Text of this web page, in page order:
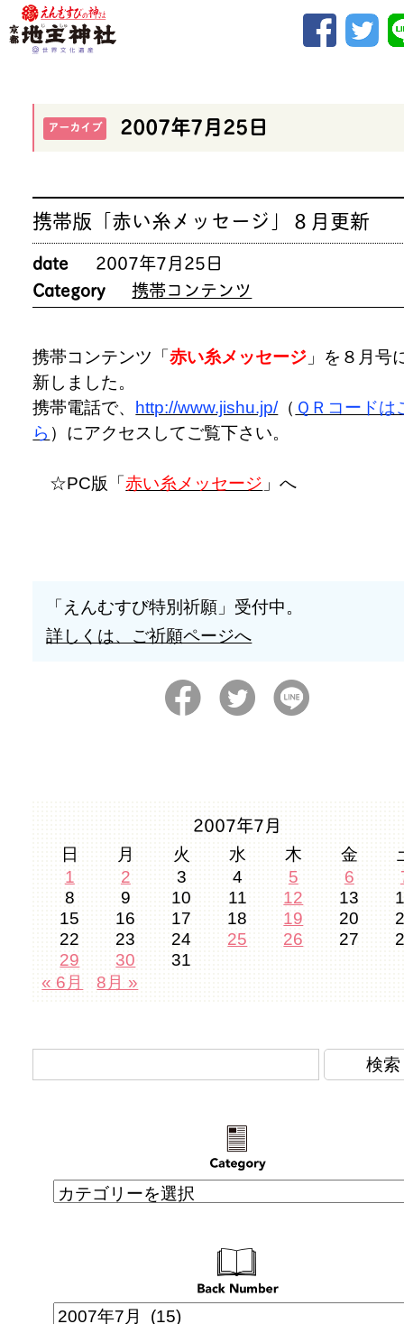
アーカイブ 2007年7月25日
携帯版「赤い糸メッセージ」８月更新
date
2007年7月25日
Category
携帯コンテンツ
携帯コンテンツ「赤い糸メッセージ 」を８月号
新しました。
携帯電話で、 http://www.jishu.jp/（ ＱＲコードは
ら ）にアクセスしてご覧下さい。
☆PC版「赤い糸メッセージ 」へ
「えんむすび特別祈願」受付中。
詳しくは、ご祈願ページへ
2007年7月
日 月 火 水 木 金
1
2 3 4 5 6
8
9 10 11 12 13
15
16 17 18 19 20
22
23 24 25 26 27
29
30
31
« 6月
8月 »